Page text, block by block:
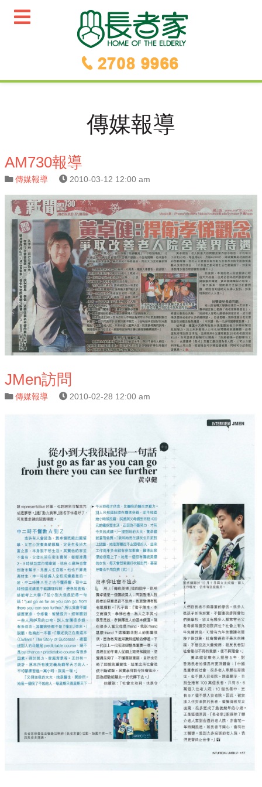
傳媒報導
AM730報導
傳媒報導 2010-03-12 12:00 am
JMen訪問
傳媒報導 2010-02-28 12:00 am